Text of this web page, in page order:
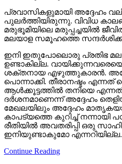
പ്രവാസികളുമായി അദ്ദേഹം
പുലര്‍ത്തിയിരുന്നു. വിവിധ
മരുഭൂമിയിലെ മരുപ്പച്ചയില്‍
മലയാള സമൂഹത്തെ
ഇനി ഇതുപോലൊരു പ്രതിഭ
ഉണ്ടാകില്ല.
ശക്തനായ എഴുത്തുകാരന്‍.
പൊന്നാക്കി. തീരാനഷ്ടം എന്നത്
ആള്‍ക്കൂട്ടത്തില്‍ തനിയെ എന്നത്
ദര്‍ശനമാണെന്ന് അദ്ദേഹം
മേഖലയിലും അദ്ദേഹം
കാപട്യത്തെ കുറിച്ച് നന്നായി
രീതിയില്‍ അവതരിപ്പി ഒരു
ഇനിയുണ്ടാകുമോ എന്നറിയില്ല.
Continue Reading